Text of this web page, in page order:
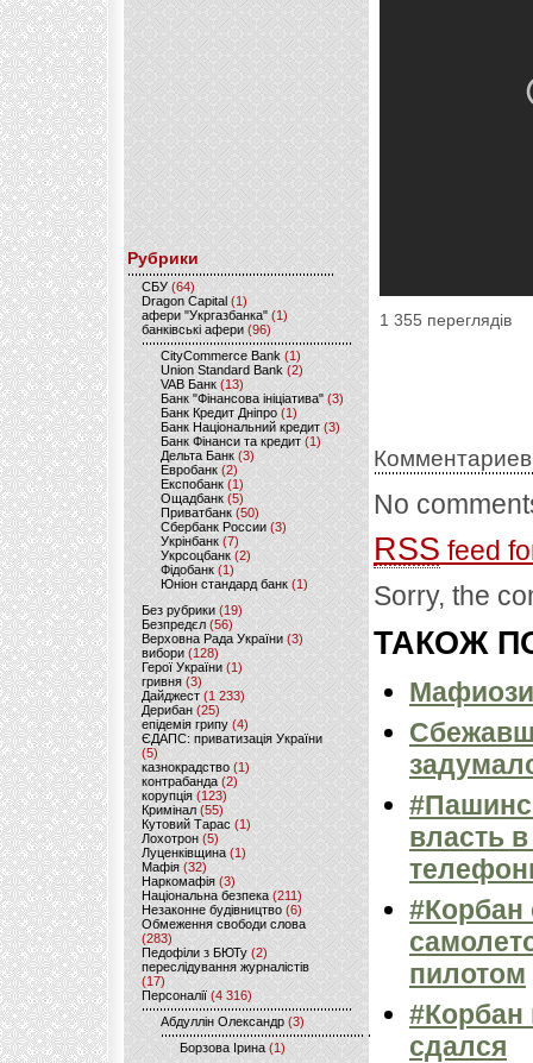
Рубрики
CБУ (64)
Dragon Capital (1)
афери "Укргазбанка" (1)
банківські афери (96)
CityCommerce Bank (1)
Union Standard Bank (2)
VAB Банк (13)
Банк "Фінансова ініціатива" (3)
Банк Кредит Дніпро (1)
Банк Національний кредит (3)
Банк Фінанси та кредит (1)
Дельта Банк (3)
Евробанк(2)
Експобанк (1)
Ощадбанк(5)
Приватбанк (50)
Сбербанк России (3)
Укрінбанк(7)
Укрсоцбанк (2)
Фідобанк (1)
Юніон стандард банк(1)
Без рубрики (19)
Безпредєл(56)
Верховна Рада України (3)
вибори(128)
Герої України(1)
гривня (3)
Дайджест (1 233)
Дерибан (25)
епідемія грипу (4)
ЄДАПС: приватизація України
(5)
казнокрадство (1)
контрабанда (2)
корупція (123)
Кримінал (55)
Кутовий Тарас (1)
Лохотрон(5)
Луценківщина (1)
Мафія (32)
Наркомафія (3)
Національна безпека (211)
Незаконне будівництво(6)
Обмеження свободи слова
(283)
Педофіли з БЮТу (2)
переслідування журналістів
(17)
Персоналії (4 316)
Абдуллін Олександр (3)
Борзова Ірина(1)
1 355 переглядів
No
RSS feed
Sorry, the
ТАКОЖ
Мафиози
власть
#Корбан
пилотом
#Корбан
сдался